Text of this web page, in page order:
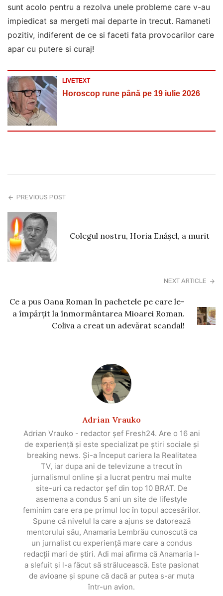
sunt acolo pentru a rezolva unele probleme care v-au
impiedicat sa mergeti mai departe in trecut. Ramaneti
pozitiv, indiferent de ce si faceti fata provocarilor care
apar cu putere si curaj!
LIVETEXT
Horoscop rune până pe 19 iulie 2026
PREVIOUS POST
Colegul nostru, Horia Enăşel, a murit
NEXT ARTICLE
Ce a pus Oana Roman în pachetele pe care le-
a împărțit la înmormântarea Mioarei Roman.
Coliva a creat un adevărat scandal!
Adrian Vrauko
Adrian Vrauko - redactor șef Fresh24. Are o 16 ani
de experiență și este specializat pe știri sociale și
breaking news. Și-a început cariera la Realitatea
TV, iar dupa ani de televizune a trecut în
jurnalismul online și a lucrat pentru mai multe
site-uri ca redactor șef din top 10 BRAT. De
asemena a condus 5 ani un site de lifestyle
feminim care era pe primul loc în topul accesărilor.
Spune că nivelul la care a ajuns se datorează
mentorului său, Anamaria Lembrău cunoscută ca
un jurnalist cu experiență mare care a condus
redacții mari de știri. Adi mai afirma că Anamaria l-
a slefuit și l-a făcut să strălucească. Este pasionat
de avioane și spune că dacă ar putea s-ar muta
într-un avion.